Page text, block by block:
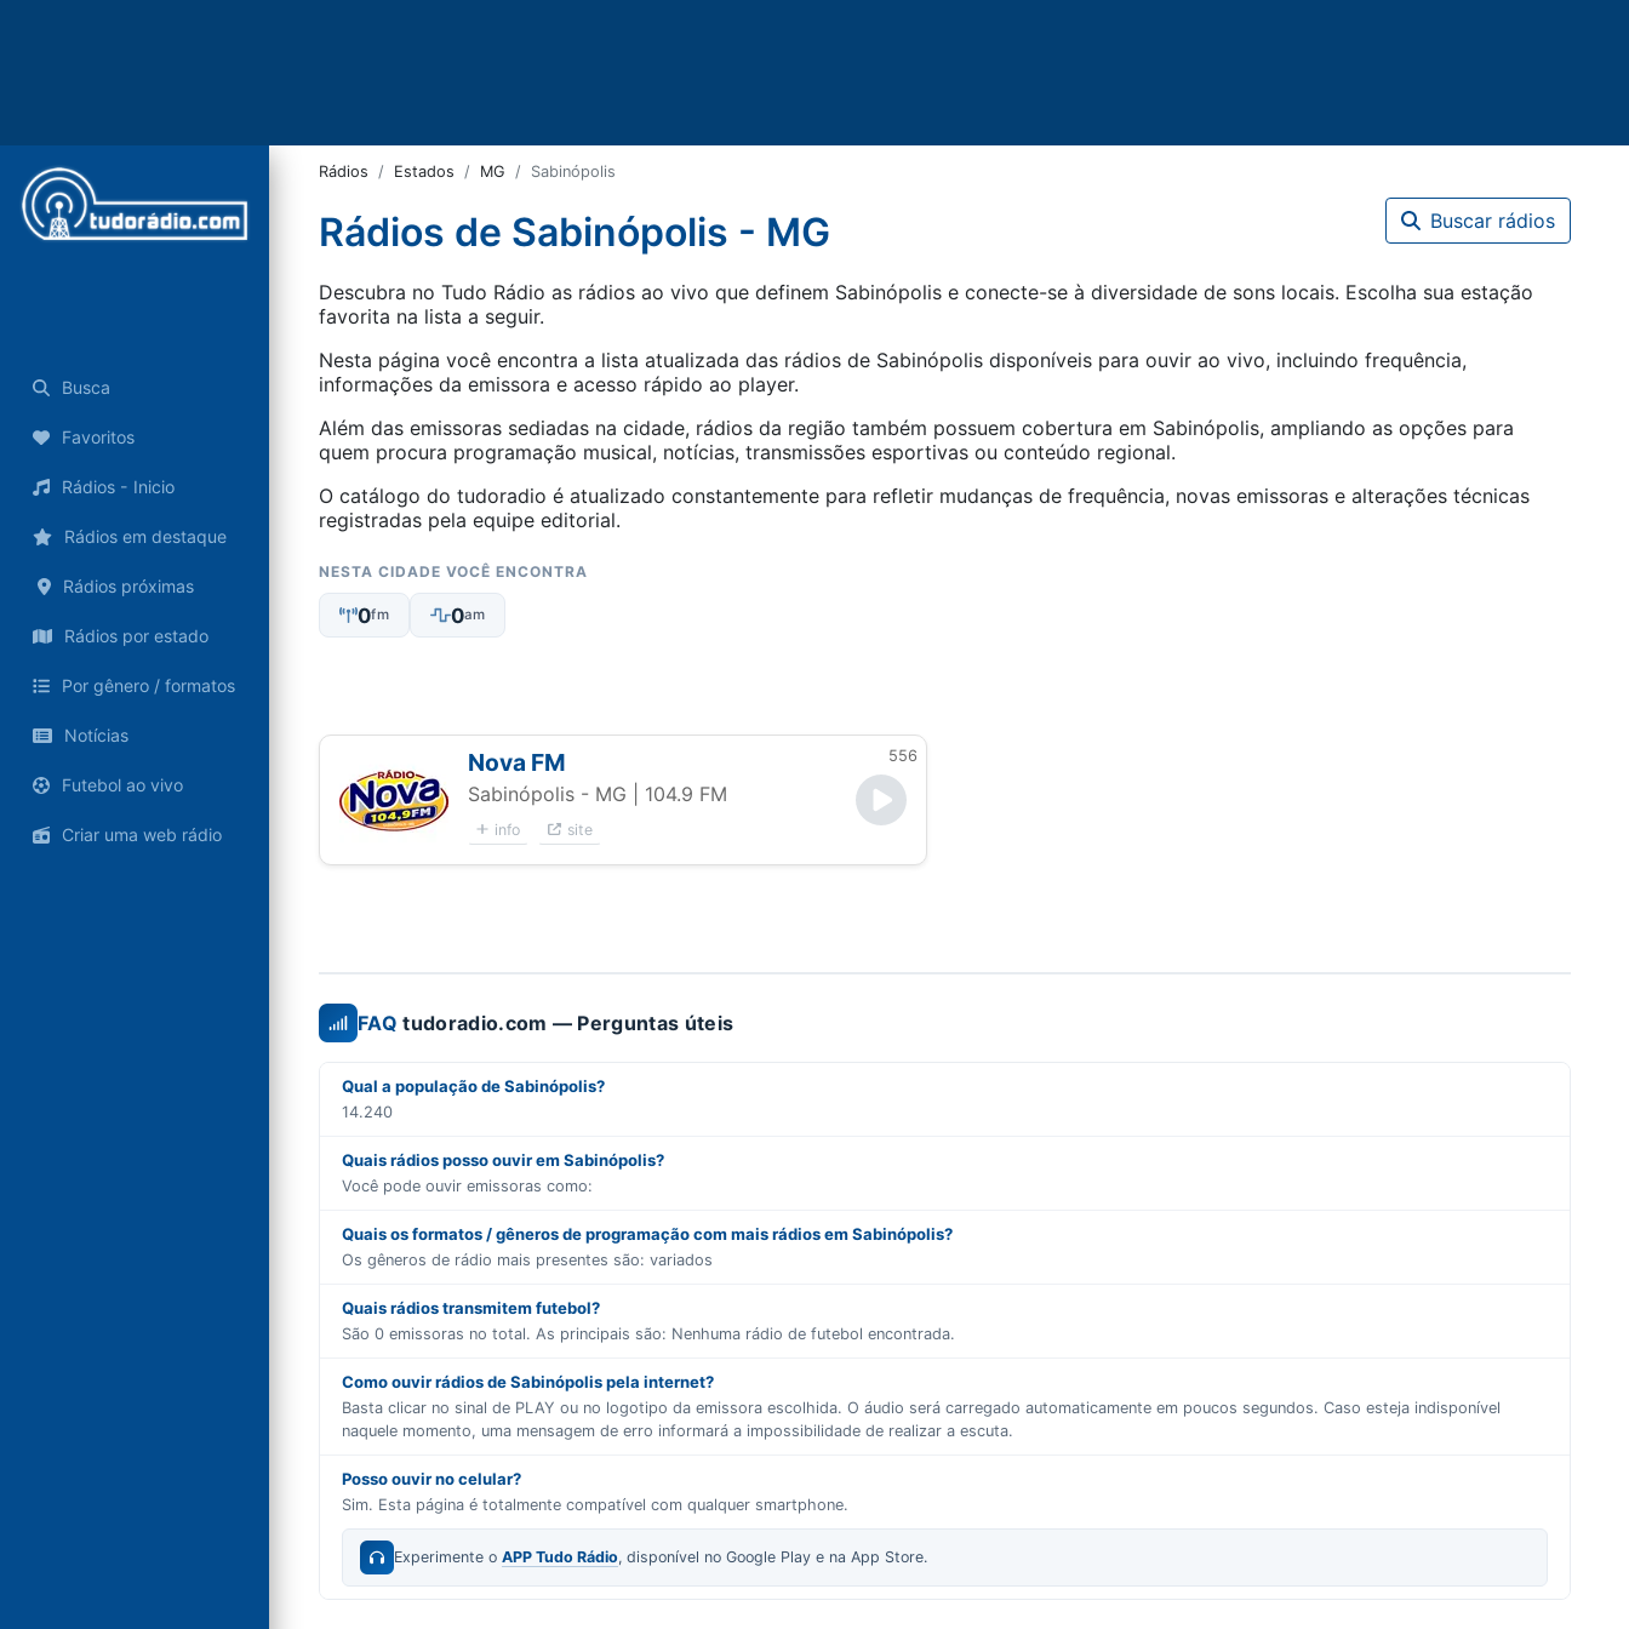
Busca
Favoritos
Rádios - Inicio
Rádios em destaque
Rádios próximas
Rádios por estado
Por gênero / formatos
Notícias
Futebol ao vivo
Criar uma web rádio
Rádios Estados MG Sabinópolis
Rádios de Sabinópolis - MG Buscar rádios
Descubra no Tudo Rádio as rádios ao vivo que definem Sabinópolis e conecte-se à diversidade de sons locais. Escolha sua estação
favorita na lista a seguir.
Nesta página você encontra a lista atualizada das rádios de Sabinópolis disponíveis para ouvir ao vivo, incluindo frequência,
informações da emissora e acesso rápido ao player.
Além das emissoras sediadas na cidade, rádios da região também possuem cobertura em Sabinópolis, ampliando as opções para
quem procura programação musical, notícias, transmissões esportivas ou conteúdo regional.
O catálogo do tudoradio é atualizado constantemente para refletir mudanças de frequência, novas emissoras e alterações técnicas
registradas pela equipe editorial.
NESTA CIDADE VOCÊ ENCONTRA
0fm 0am
Nova FM 556
Sabinópolis - MG | 104.9 FM
info site
FAQ tudoradio.com — Perguntas úteis
Qual a população de Sabinópolis?
14.240
Quais rádios posso ouvir em Sabinópolis?
Você pode ouvir emissoras como:
Quais os formatos / gêneros de programação com mais rádios em Sabinópolis?
Os gêneros de rádio mais presentes são:variados
Quais rádios transmitem futebol?
São0 emissoras no total. As principais são: Nenhuma rádio de futebol encontrada.
Como ouvir rádios de Sabinópolis pela internet?
Basta clicar no sinal de PLAY ou no logotipo da emissora escolhida. O áudio será carregado automaticamente em poucos segundos. Caso esteja indisponível
naquele momento, uma mensagem de erro informará a impossibilidade de realizar a escuta.
Posso ouvir no celular?
Sim. Esta página é totalmente compatível com qualquer smartphone.
Experimente oAPP Tudo Rádio, disponível no Google Play e na App Store.